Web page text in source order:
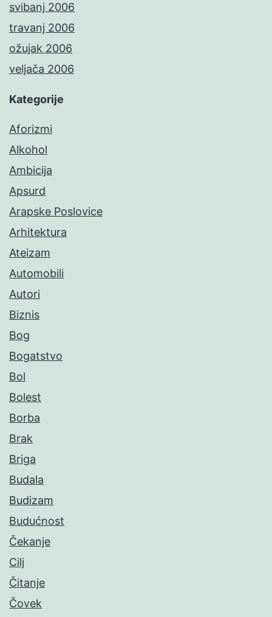
svibanj 2006
travanj 2006
ožujak 2006
veljača 2006
Kategorije
Aforizmi
Alkohol
Ambicija
Apsurd
Arapske Poslovice
Arhitektura
Ateizam
Automobili
Autori
Biznis
Bog
Bogatstvo
Bol
Bolest
Borba
Brak
Briga
Budala
Budizam
Budućnost
Čekanje
Cilj
Čitanje
Čovek